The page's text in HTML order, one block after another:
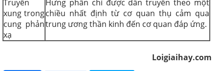
Truyền
xung trong
cung phản
xạ
Hưng phấn chỉ được dẫn truyền theo một
chiều nhất định từ cơ quan thụ cảm qua
trung ương thần kinh đến cơ quan đáp ứng.
Loigiaihay.com